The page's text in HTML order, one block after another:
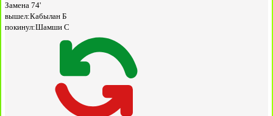
Замена 74'
вышел:Кабылан Б
покинул:Шамши С